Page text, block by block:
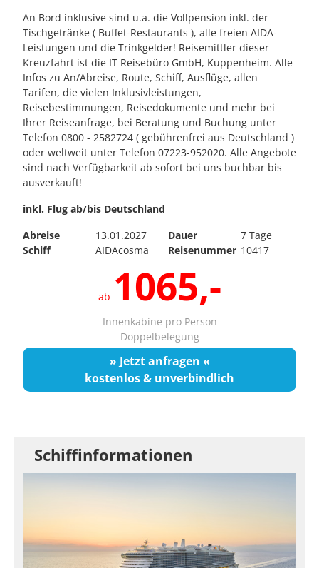
An Bord inklusive sind u.a. die Vollpension inkl. der
Tischgetränke ( Buffet-Restaurants ), alle freien AIDA-
Leistungen und die Trinkgelder! Reisemittler dieser
Kreuzfahrt ist die IT Reisebüro GmbH, Kuppenheim. Alle
Infos zu An/Abreise, Route, Schiff, Ausflüge, allen
Tarifen, die vielen Inklusivleistungen,
Reisebestimmungen, Reisedokumente und mehr bei
Ihrer Reiseanfrage, bei Beratung und Buchung unter
Telefon 0800 - 2582724 ( gebührenfrei aus Deutschland )
oder weltweit unter Telefon 07223-952020. Alle Angebote
sind nach Verfügbarkeit ab sofort bei uns buchbar bis
ausverkauft!
inkl. Flug ab/bis Deutschland
Abreise
13.01.2027 Dauer
7 Tage
Schiff
AIDAcosma Reisenummer 10417
ab 1065,-
Innenkabine pro Person
Doppelbelegung
» Jetzt anfragen «
kostenlos & unverbindlich
Schiffinformationen